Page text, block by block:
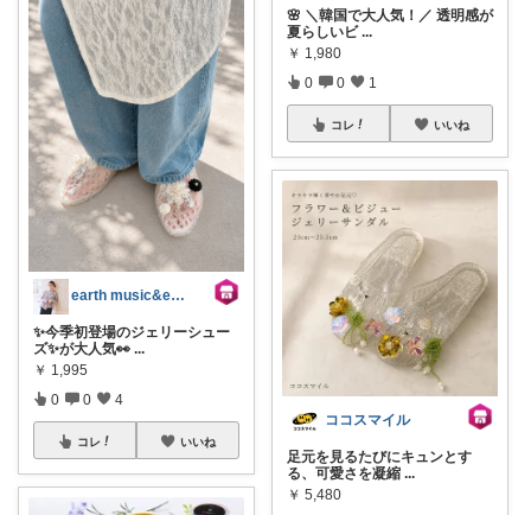
earth music&ecology
✨今季初登場のジェリーシュー
ズ✨が大人気👀 ...
￥ 1,995
0 0 4
コレ いいね
🌸 ＼韓国で大人気！／ 透明感が
夏らしいビ ...
￥ 1,980
0 0 1
コレ いいね
ココスマイル
足元を見るたびにキュンとす
る、可愛さを凝縮 ...
￥ 5,480